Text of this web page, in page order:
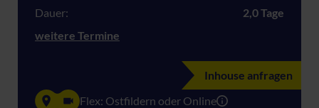
Dauer:
2,0 Tage
weitere Termine
Inhouse anfragen
Flex: Ostfildern oder Online